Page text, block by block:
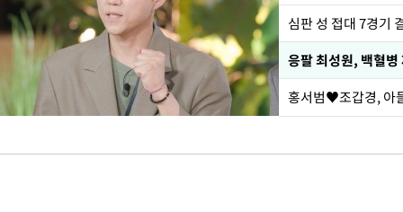
심판 성 접대 7경기
응팔 최성원, 백혈
홍서범♥조갑경, 아